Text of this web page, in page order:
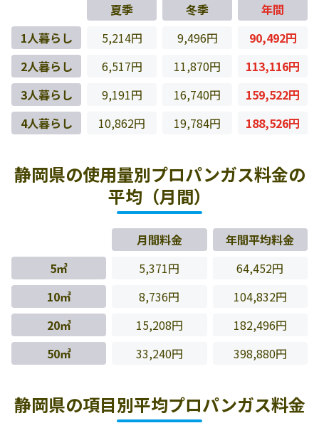
夏季 冬季
年間
1人暮らし
5,214円 9,496円
90,492円
2人暮らし
6,517円 11,870円
113,116円
3人暮らし
9,191円 16,740円
159,522円
4人暮らし
10,862円 19,784円 188,526円
静岡県の使用量別プロパンガス料金の
平均（月間）
月間料金
年間平均料金
5㎥
5,371円
64,452円
10㎥
8,736円
104,832円
20㎥
15,208円
182,496円
50㎥
33,240円 398,880円
静岡県の項目別平均プロパンガス料金